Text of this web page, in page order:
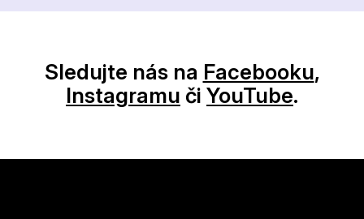
Sledujte nás na Facebooku,
Instagramu či YouTube.